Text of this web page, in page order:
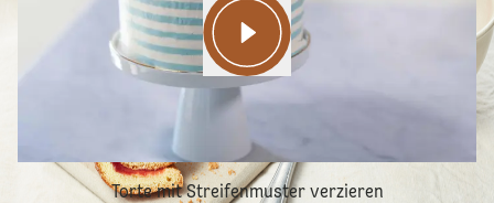
Torte mit Streifenmuster verzieren